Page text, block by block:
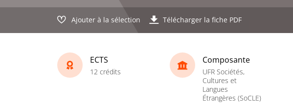
Ajouter à la sélection Télécharger la fiche PDF
ECTS
12 crédits
Composante
UFR Sociétés,
Cultures et
Langues
Étrangères (SoCLE)